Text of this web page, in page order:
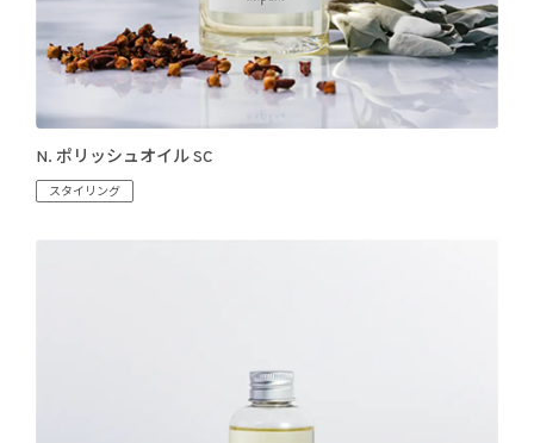
N. ポリッシュオイル SC
スタイリング